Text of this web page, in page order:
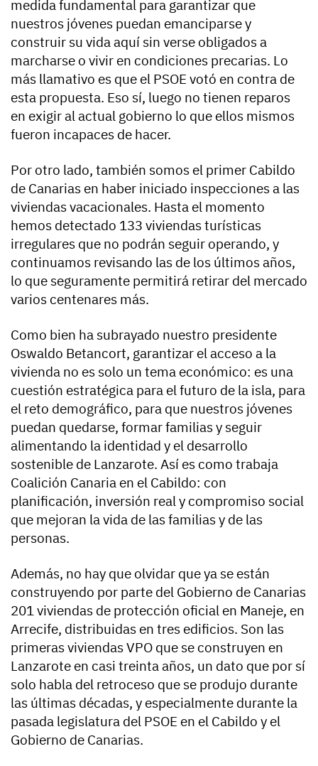
medida fundamental para garantizar que
nuestros jóvenes puedan emanciparse y
construir su vida aquí sin verse obligados a
marcharse o vivir en condiciones precarias. Lo
más llamativo es que el PSOE votó en contra de
esta propuesta. Eso sí, luego no tienen reparos
en exigir al actual gobierno lo que ellos mismos
fueron incapaces de hacer.
Por otro lado, también somos el primer Cabildo
de Canarias en haber iniciado inspecciones a las
viviendas vacacionales. Hasta el momento
hemos detectado 133 viviendas turísticas
irregulares que no podrán seguir operando, y
continuamos revisando las de los últimos años,
lo que seguramente permitirá retirar del mercado
varios centenares más.
Como bien ha subrayado nuestro presidente
Oswaldo Betancort, garantizar el acceso a la
vivienda no es solo un tema económico: es una
cuestión estratégica para el futuro de la isla, para
el reto demográfico, para que nuestros jóvenes
puedan quedarse, formar familias y seguir
alimentando la identidad y el desarrollo
sostenible de Lanzarote. Así es como trabaja
Coalición Canaria en el Cabildo: con
planificación, inversión real y compromiso social
que mejoran la vida de las familias y de las
personas.
Además, no hay que olvidar que ya se están
construyendo por parte del Gobierno de Canarias
201 viviendas de protección oficial en Maneje, en
Arrecife, distribuidas en tres edificios. Son las
primeras viviendas VPO que se construyen en
Lanzarote en casi treinta años, un dato que por sí
solo habla del retroceso que se produjo durante
las últimas décadas, y especialmente durante la
pasada legislatura del PSOE en el Cabildo y el
Gobierno de Canarias.